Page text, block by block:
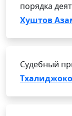
порядка
Хуштов
Судебный